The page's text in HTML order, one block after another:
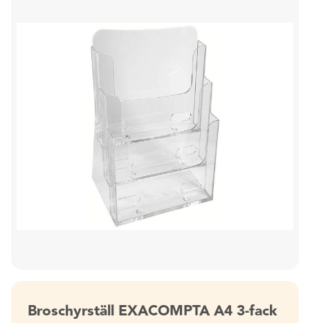
Broschyrställ EXACOMPTA A4 3-fack